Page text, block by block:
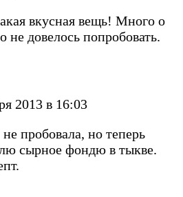
вкусная вещь! Много о
довелось попробовать.
2013 в 16:03
пробовала, но теперь
сырное фондю в тыкве.